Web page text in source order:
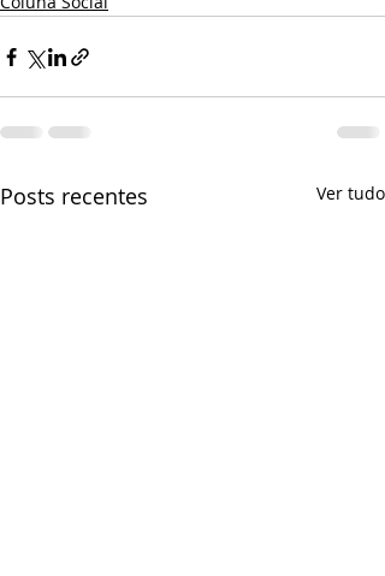
Posts recentes Ver tudo